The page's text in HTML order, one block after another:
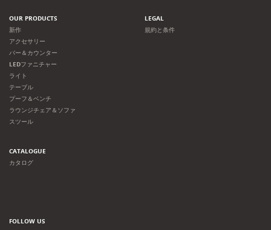
OUR PRODUCTS
新作
アクセサリー
バー＆カウンター
LEDファニチャー
ライト
テーブル
プーフ＆ベンチ
ラウンジチェア＆ソファ
スツール
LEGAL
規約と条件
CATALOGUE
カタログ
FOLLOW US